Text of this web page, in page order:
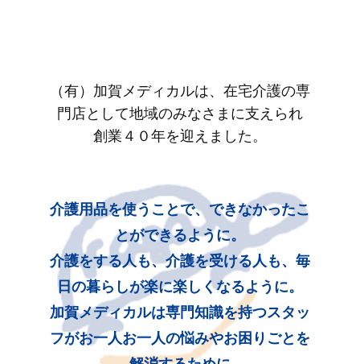
（有）加賀メディカルは、在宅介護の専
門店として地域のみなさまに支えられ
創業４０年を迎えました。
介護用品を使うことで、できなかったこ
とができるように。
介護をする人も、介護を受ける人も、毎
日の暮らしが楽に楽しくなるように。
加賀メディカルは専門知識を持つスタッ
フがお一人お一人の悩みやお困りごとを